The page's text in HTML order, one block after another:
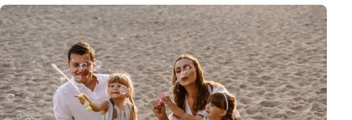
Momentos espontáneos del juego infantil capturados en un entorno